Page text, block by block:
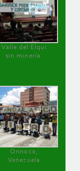
Valle del Elqui
sin minería.
Orinoco,
Venezuela